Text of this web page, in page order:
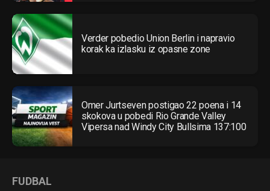
Verder pobedio Union Berlin i napravio
korak ka izlasku iz opasne zone
Omer Jurtseven postigao 22 poena i 14
skokova u pobedi Rio Grande Valley
Vipersa nad Windy City Bullsima 137:100
FUDBAL